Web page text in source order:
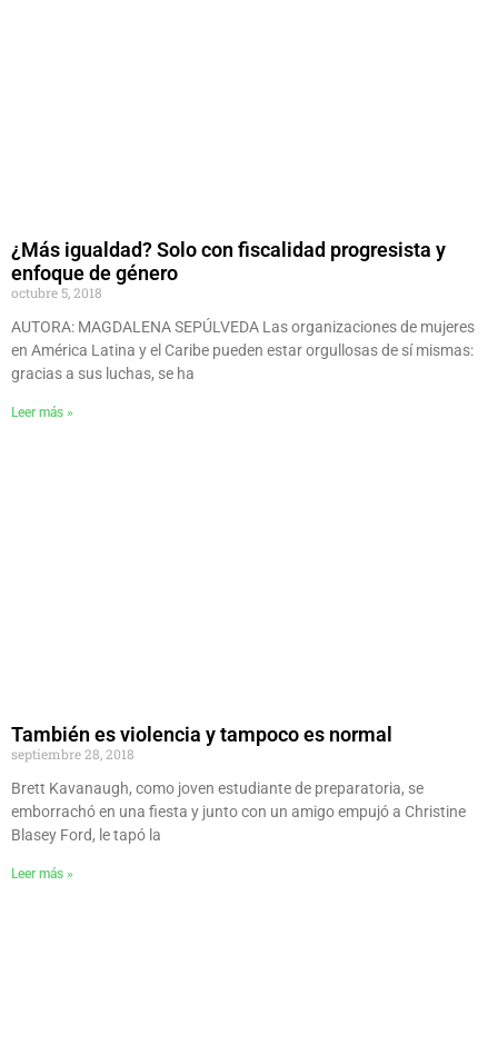
¿Más igualdad? Solo con fiscalidad progresista y
enfoque de género
octubre 5, 2018
AUTORA: MAGDALENA SEPÚLVEDA Las organizaciones de mujeres
en América Latina y el Caribe pueden estar orgullosas de sí mismas:
gracias a sus luchas, se ha
Leer más »
También es violencia y tampoco es normal
septiembre 28, 2018
Brett Kavanaugh, como joven estudiante de preparatoria, se
emborrachó en una fiesta y junto con un amigo empujó a Christine
Blasey Ford, le tapó la
Leer más »